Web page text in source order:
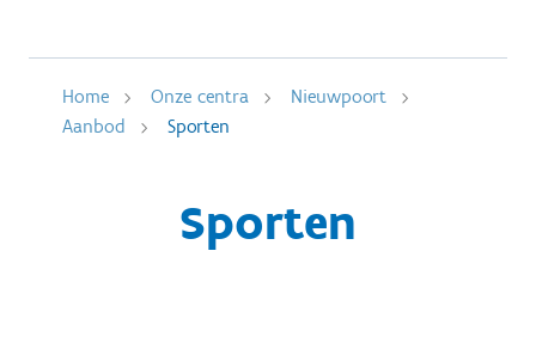
Home Onze centra
Nieuwpoort
Aanbod
Sporten
Sporten